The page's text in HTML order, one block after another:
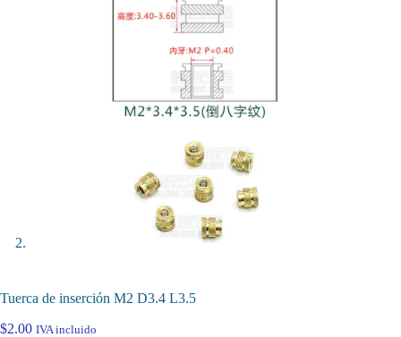
Tuerca de inserción M2 D3.4 L3.5
$2.00 IVA incluido